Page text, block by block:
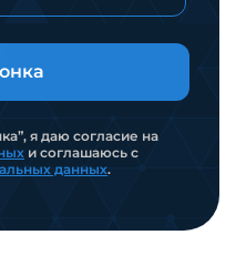
я даю согласие на
и соглашаюсь с
данных.